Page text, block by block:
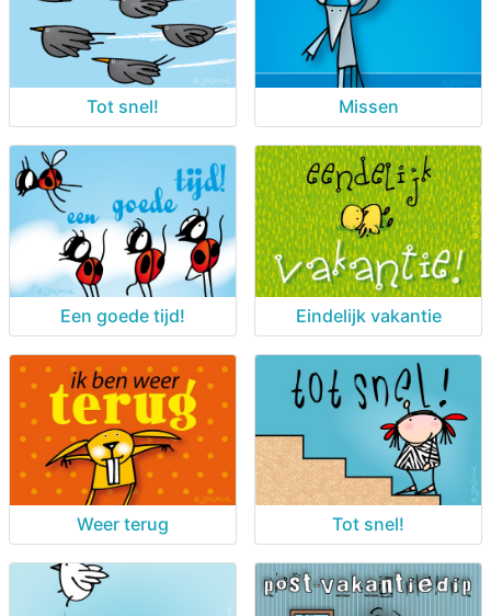
Tot snel! Missen
Een goede tijd! Eindelijk vakantie
Weer terug Tot snel!